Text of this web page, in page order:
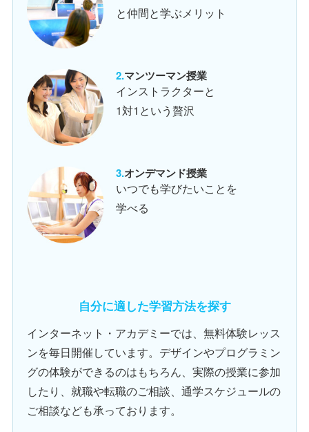
と仲間と学ぶメリット
マンツーマン授業
インストラクターと
1対1という贅沢
オンデマンド授業
いつでも学びたいことを
学べる
自分に適した学習方法を探す
インターネット・アカデミーでは、無料体験レッス
ンを毎日開催しています。デザインやプログラミン
グの体験ができるのはもちろん、実際の授業に参加
したり、就職や転職のご相談、通学スケジュールの
ご相談なども承っております。